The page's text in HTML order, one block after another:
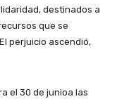
destinados a
que se
perjuicio ascendió,
el 30 de junioa las